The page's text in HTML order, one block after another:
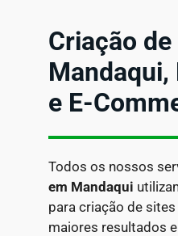
Criação
Mandaqui,
e E-
Todos os nossos
em Mandaqui
para criação de
maiores resultados